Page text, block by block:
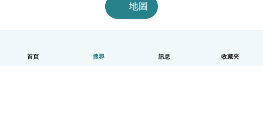
首頁 搜尋 訊息 收藏夾
地圖